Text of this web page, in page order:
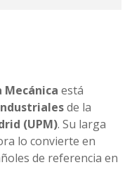
está
de la
(UPM). Su larga
lo convierte en
de referencia en